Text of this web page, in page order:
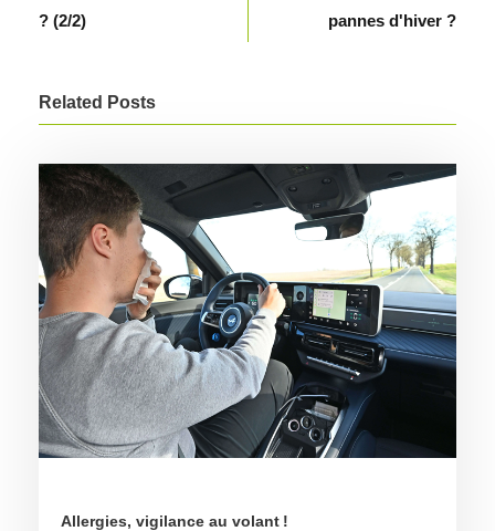
? (2/2)
pannes d'hiver ?
Related Posts
Allergies, vigilance au volant !